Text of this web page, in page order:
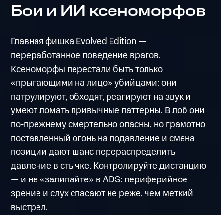
Бои и ИИ ксеноморфов
Главная фишка Evolved Edition —
переработанное поведение врагов.
Ксеноморфы перестали быть только
«прыгающими на лицо» убийцами: они
патрулируют, обходят, реагируют на звук и
умеют ломать привычные паттерны. В лоб они
по‑прежнему смертельно опасны, но грамотно
поставленный огонь на подавление и смена
позиции дают шанс перераспределить
давление в стычке. Контролируйте дистанцию
— и не «залипайте» в ADS: периферийное
зрение и слух спасают не реже, чем меткий
выстрел.